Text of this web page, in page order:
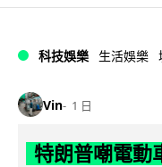
科技娛樂 生活娛樂
Vin 1 日
特朗普嘲電動